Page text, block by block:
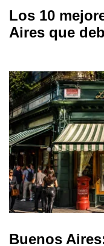
Los 10
Aires que
Buenos